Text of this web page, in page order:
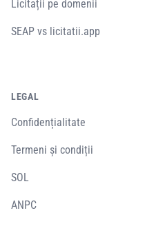
Licitații pe domenii
SEAP vs licitatii.app
LEGAL
Confidențialitate
Termeni și condiții
SOL
ANPC